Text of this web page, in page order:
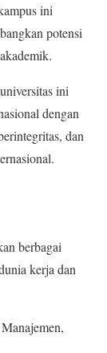
ini
potensi
ini
dengan
dan
berbagai
kerja dan